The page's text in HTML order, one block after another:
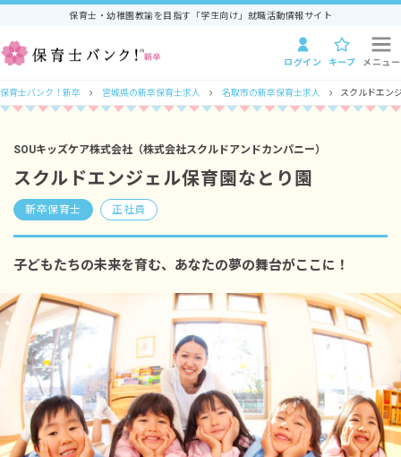
保育士・幼稚園教諭を目指す「学生向け」就職活動情報サイト
ログイン キープ メニュー
保育士バンク！新卒 宮城県の新卒保育士求人 名取市の新卒保育士求人 スクルドエン
SOUキッズケア株式会社（株式会社スクルドアンドカンパニー）
スクルドエンジェル保育園なとり園
新卒保育士 正社員
子どもたちの未来を育む、あなたの夢の舞台がここに！